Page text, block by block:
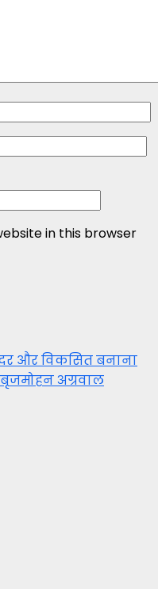
in this browser
और विकसित बनाना
बृजमोहन अग्रवाल